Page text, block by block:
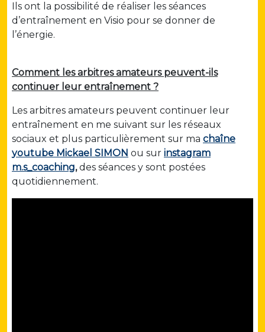
Ils ont la possibilité de réaliser les séances
d’entraînement en Visio pour se donner de
l’énergie.
Comment les arbitres amateurs peuvent-ils
continuer leur entraînement ?
Les arbitres amateurs peuvent continuer leur
entraînement en me suivant sur les réseaux
sociaux et plus particulièrement sur ma chaîne
youtube Mickael SIMON ou sur instagram
m.s_coaching,des séances y sont postées
quotidiennement.